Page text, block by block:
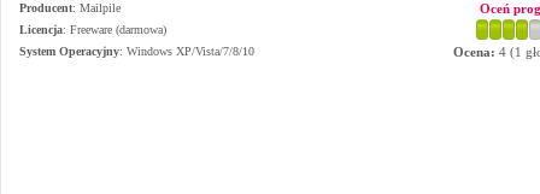
Producent: Mailpile
Licencja: Freeware (darmowa)
System Operacyjny: Windows XP/Vista/7/8/10
Oceń
Ocena: 4 (1